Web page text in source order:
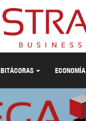
BITÁCORAS ECONOMÍA